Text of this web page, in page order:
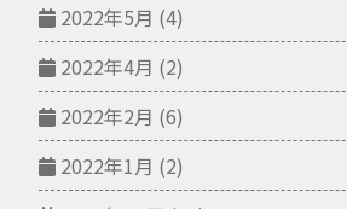
2022年5月 (4)
2022年4月 (2)
2022年2月 (6)
2022年1月 (2)